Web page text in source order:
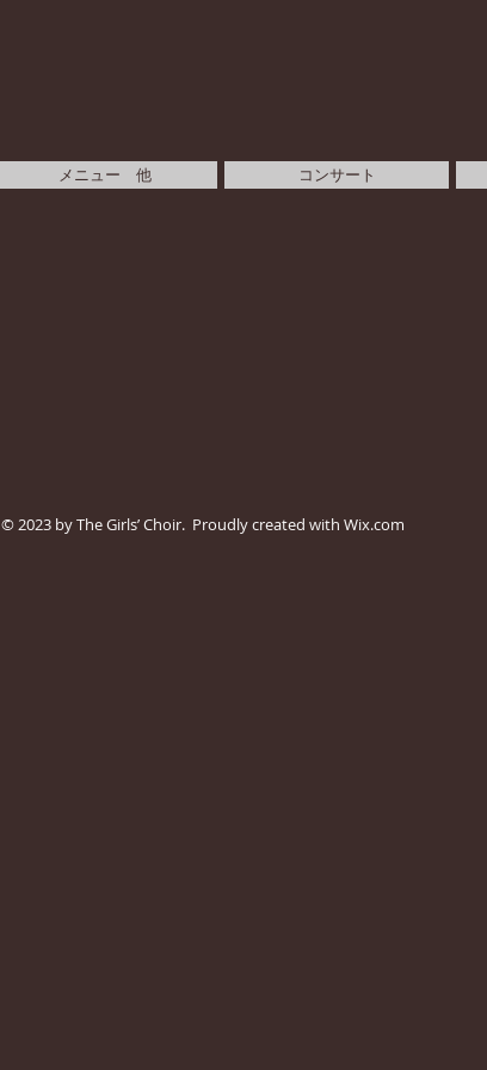
メニュー 他 コンサート
© 2023 by The Girls’ Choir. Proudly created with Wix.com